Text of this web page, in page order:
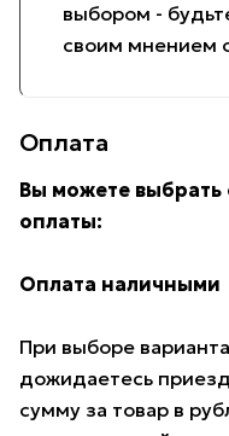
выбором -
своим мнением
Оплата
Вы можете выбрать
оплаты:
Оплата наличными
При выборе
дожидаетесь
сумму за товар в